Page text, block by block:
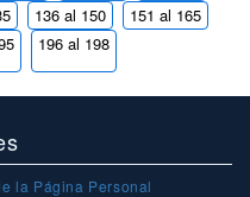
136 al 150
151 al 165
196 al 198
la Página Personal